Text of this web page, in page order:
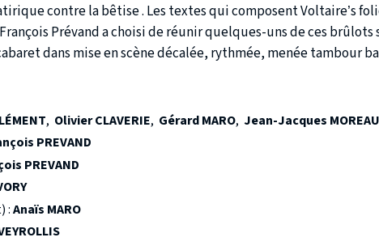
contre la bêtise . Les textes qui composent Voltaire’s
de réunir quelques-uns de ces brûlots sous la
dans mise en scène décalée, rythmée, menée tambour
haut la parole de Voltaire plus actuelle que jamais.
, Olivier CLAVERIE, Gérard MARO, Jean-Jacques MOREAU
PREVAND
PREVAND
:Anaïs MARO